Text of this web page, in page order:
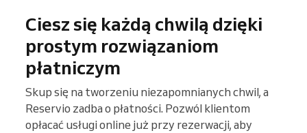
Ciesz się każdą chwilą dzięki
prostym rozwiązaniom
płatniczym
Skup się na tworzeniu niezapomnianych chwil, a
Reservio zadba o płatności. Pozwól klientom
opłacać usługi online już przy rezerwacji, aby